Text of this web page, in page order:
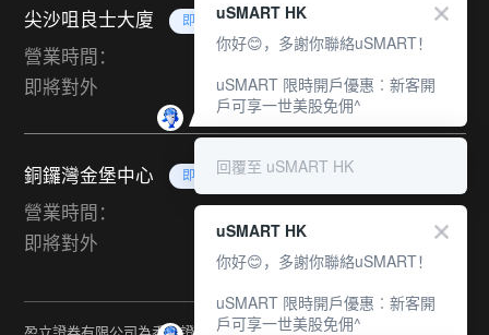
尖沙咀良士大廈 即將對外
營業時間：
即將對外
銅鑼灣金堡中心 即將對外
營業時間：
即將對外
uSMART HK
你好😊，多謝你聯絡uSMART！
uSMART 限時開戶優惠︰新客開
戶可享一世美股免佣^
回覆至 uSMART HK
uSMART HK
你好😊，多謝你聯絡uSMART！
uSMART 限時開戶優惠︰新客開
戶可享一世美股免佣^